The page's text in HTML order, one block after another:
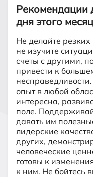
Рекомендации
дня этого
Не делайте
не изучите
счеты с другими,
привести к
опыт в любой
интересна,
поле.
давать им
лидерские
других,
человеческие
готовы к
к ним. Не бойтесь